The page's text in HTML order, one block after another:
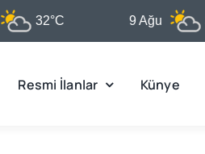
32°C 32°C
Resmi İlanlar Künye